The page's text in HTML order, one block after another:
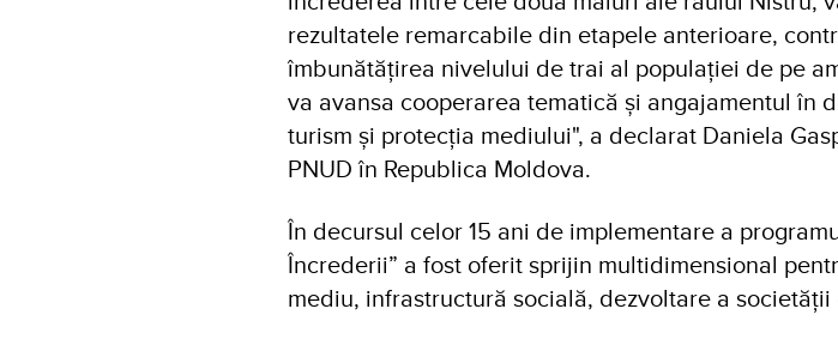
rezultatele remarcabile din etapele anterioare,
îmbunătățirea nivelului de trai al populației de pe
va avansa cooperarea tematică și angajamentul în
turism și protecția mediului", a declarat Daniela
PNUD în Republica Moldova.
În decursul celor 15 ani de implementare a
Încrederii” a fost oferit sprijin multidimensional
mediu, infrastructură socială, dezvoltare a